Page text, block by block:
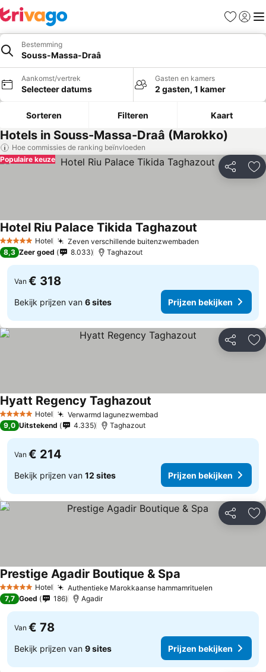
Favorieten
Bestemming
Souss-Massa-Draâ
Aankomst/vertrek
Selecteer datums
Gasten en kamers
2 gasten, 1 kamer
Sorteren Filteren Kaart
Hotels in Souss-Massa-Draâ (Marokko)
Hoe commissies de ranking beïnvloeden
Delen
Populaire keuze
5 Sterren Hotel Zeven verschillende buitenzwembaden
Hotel Riu Palace Tikida Taghazout
8,3 Zeer goed 8.033 Taghazout
Van € 318
Bekijk prijzen van 6 sites Prijzen bekijken
Delen
5 Sterren Hotel Verwarmd lagunezwembad
Hyatt Regency Taghazout
9,0 Uitstekend 4.335 Taghazout
Van € 214
Bekijk prijzen van 12 sites Prijzen bekijken
Delen
5 Sterren Hotel Authentieke Marokkaanse hammamrituelen
Prestige Agadir Boutique & Spa
7,7 Goed 186 Agadir
Van € 78
Bekijk prijzen van 9 sites Prijzen bekijken